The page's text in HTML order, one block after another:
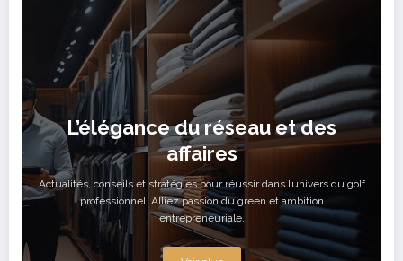
L’élégance du réseau et des
affaires
Actualités, conseils et stratégies pour réussir dans l’univers du golf
professionnel. Alliez passion du green et ambition
entrepreneuriale.